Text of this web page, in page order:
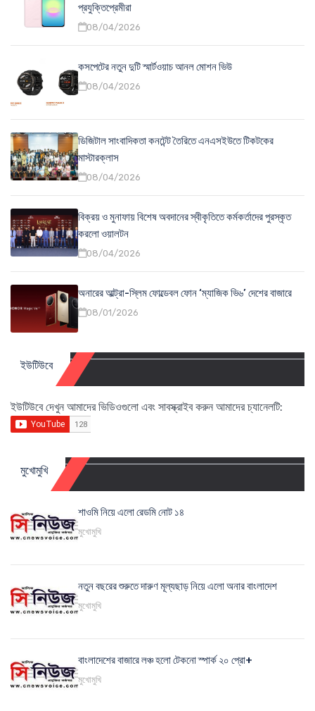
প্রযুক্তিপ্রেমীরা
08/04/2026
কসপেটের নতুন দুটি স্মার্টওয়াচ আনল মোশন ভিউ
08/04/2026
ডিজিটাল সাংবাদিকতা কনটেন্ট তৈরিতে এনএসইউতে টিকটকের
মাস্টারক্লাস
08/04/2026
বিক্রয় ও মুনাফায় বিশেষ অবদানের স্বীকৃতিতে কর্মকর্তাদের পুরস্কৃত
করলো ওয়ালটন
08/04/2026
অনারের আল্ট্রা-স্লিম ফোল্ডেবল ফোন ‘ম্যাজিক ভি৬’ দেশের বাজারে
08/01/2026
ইউটিউবে
ইউটিউবে দেখুন আমাদের ভিডিওগুলো এবং সাবস্ক্রাইব করুন আমাদের চ্যানেলটি:
মুখোমুখি
শাওমি নিয়ে এলো রেডমি নোট ১৪
মুখোমুখি
নতুন বছরের শুরুতে দারুণ মূল্যছাড় নিয়ে এলো অনার বাংলাদেশ
মুখোমুখি
বাংলাদেশের বাজারে লঞ্চ হলো টেকনো স্পার্ক ২০ প্রো+
মুখোমুখি